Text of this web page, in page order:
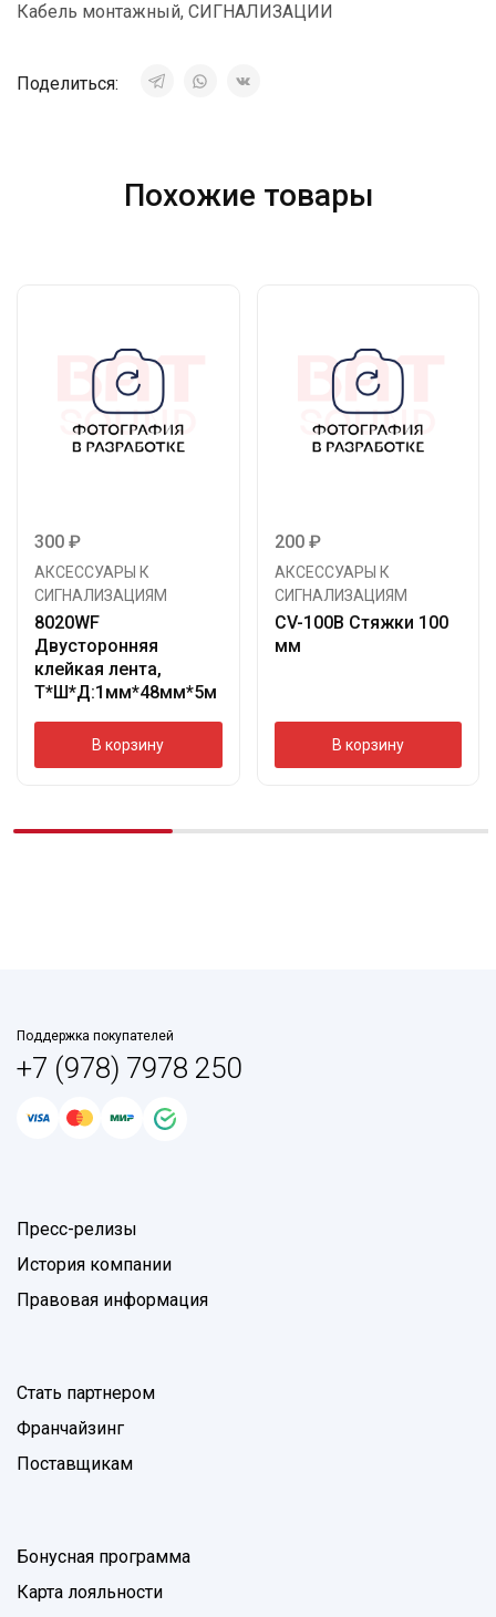
Кабель монтажный, СИГНАЛИЗАЦИИ
Поделиться:
Похожие товары
300 ₽
АКСЕССУАРЫ К
СИГНАЛИЗАЦИЯМ
8020WF
Двусторонняя
клейкая лента,
Т*Ш*Д:1мм*48мм*5м
В корзину
200 ₽
АКСЕССУАРЫ К
СИГНАЛИЗАЦИЯМ
CV-100B Стяжки 100
мм
В корзину
Поддержка покупателей
+7 (978) 7978 250
Пресс-релизы
История компании
Правовая информация
Стать партнером
Франчайзинг
Поставщикам
Бонусная программа
Карта лояльности